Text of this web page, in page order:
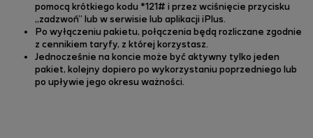
pomocą krótkiego kodu *121# i przez wciśnięcie przycisku
„zadzwoń” lub w serwisie lub aplikacji iPlus.
Po wyłączeniu pakietu, połączenia będą rozliczane zgodnie
z cennikiem taryfy, z której korzystasz.
Jednocześnie na koncie może być aktywny tylko jeden
pakiet, kolejny dopiero po wykorzystaniu poprzedniego lub
po upływie jego okresu ważności.